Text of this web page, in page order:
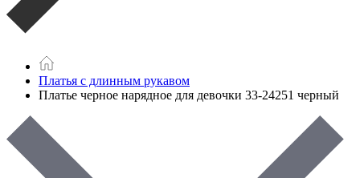
Платья с длинным рукавом
Платье черное нарядное для девочки 33-24251 черный